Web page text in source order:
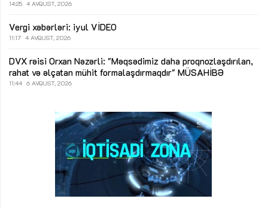
14:25 4 AVQUST, 2026
Vergi xəbərləri: iyul VİDEO
11:17 4 AVQUST, 2026
DVX rəisi Orxan Nəzərli: "Məqsədimiz daha proqnozlaşdırılan,
rahat və əlçatan mühit formalaşdırmaqdır" MÜSAHİBƏ
11:44 6 AVQUST, 2026